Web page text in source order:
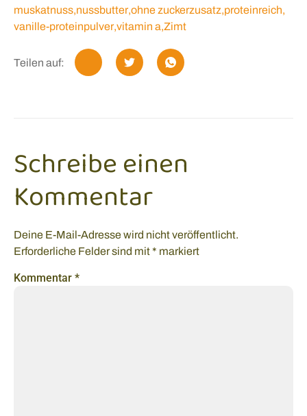
muskatnuss,nussbutter,ohne zuckerzusatz,proteinreich,
vanille-proteinpulver,vitamin a,Zimt
Teilen auf:
Schreibe einen
Kommentar
Deine E-Mail-Adresse wird nicht veröffentlicht.
Erforderliche Felder sind mit* markiert
Kommentar *